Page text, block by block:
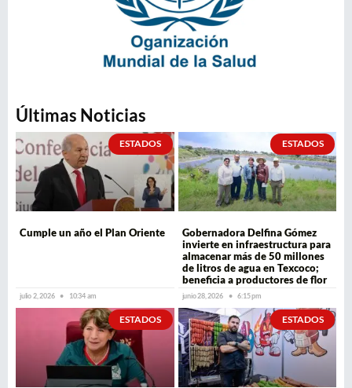
Últimas Noticias
ESTADOS
Cumple un año el Plan Oriente
julio 2, 2026 10:34 am
ESTADOS
Gobernadora Delfina Gómez
invierte en infraestructura para
almacenar más de 50 millones
de litros de agua en Texcoco;
beneficia a productores de flor
junio 28, 2026 6:15 pm
ESTADOS ESTADOS